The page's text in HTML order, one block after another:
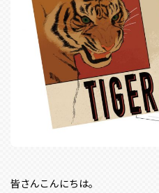
皆さんこんにちは。